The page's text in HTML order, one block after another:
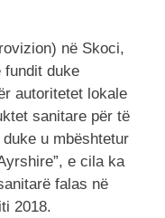
në Skoci,
fundit duke
autoritetet lokale
sanitare për të
u mbështetur
e cila ka
falas në
2018.